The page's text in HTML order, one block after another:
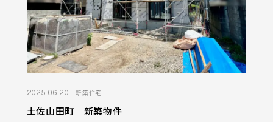
2025.06.20 ｜新築住宅
土佐山田町 新築物件